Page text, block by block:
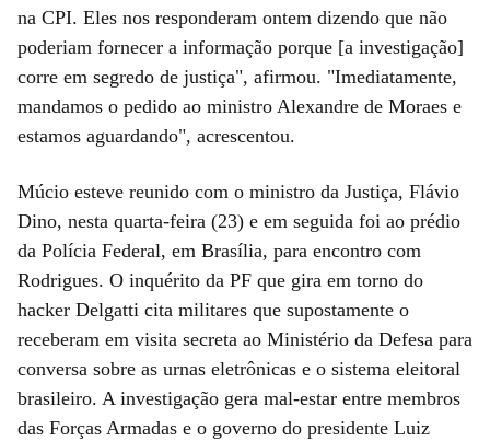
na CPI. Eles nos responderam ontem dizendo que não
poderiam fornecer a informação porque [a investigação]
corre em segredo de justiça", afirmou. "Imediatamente,
mandamos o pedido ao ministro Alexandre de Moraes e
estamos aguardando", acrescentou.
Múcio esteve reunido com o ministro da Justiça, Flávio
Dino, nesta quarta-feira (23) e em seguida foi ao prédio
da Polícia Federal, em Brasília, para encontro com
Rodrigues. O inquérito da PF que gira em torno do
hacker Delgatti cita militares que supostamente o
receberam em visita secreta ao Ministério da Defesa para
conversa sobre as urnas eletrônicas e o sistema eleitoral
brasileiro. A investigação gera mal-estar entre membros
das Forças Armadas e o governo do presidente Luiz